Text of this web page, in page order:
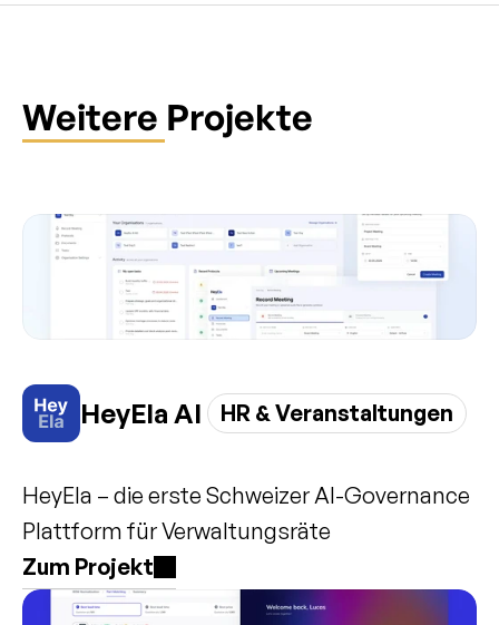
Weitere Projekte
HeyEla AI HR & Veranstaltungen
HeyEla – die erste Schweizer AI-Governance
Plattform für Verwaltungsräte
Zum Projekt